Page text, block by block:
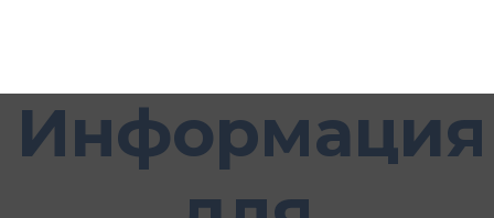
Информация